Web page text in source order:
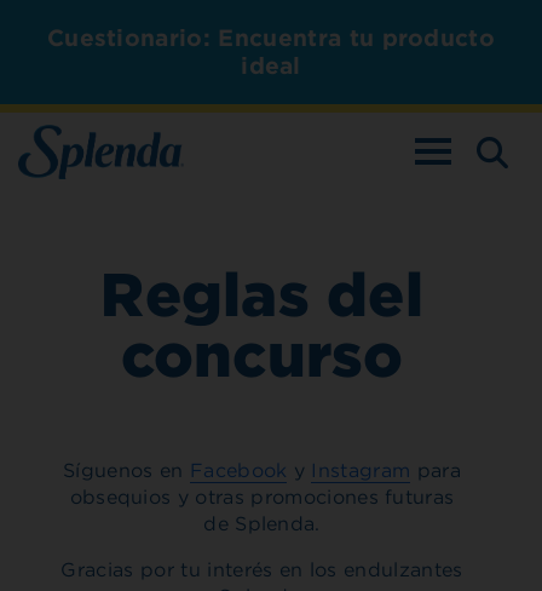
Cuestionario: Encuentra tu producto
ideal
ALTERNAR
Reglas del
concurso
Síguenos en Facebook y Instagram para
obsequios y otras promociones futuras
de Splenda.
Gracias por tu interés en los endulzantes